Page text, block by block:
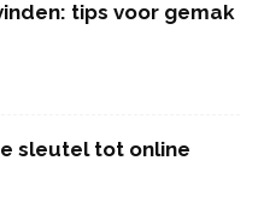
tips voor gemak
sleutel tot online